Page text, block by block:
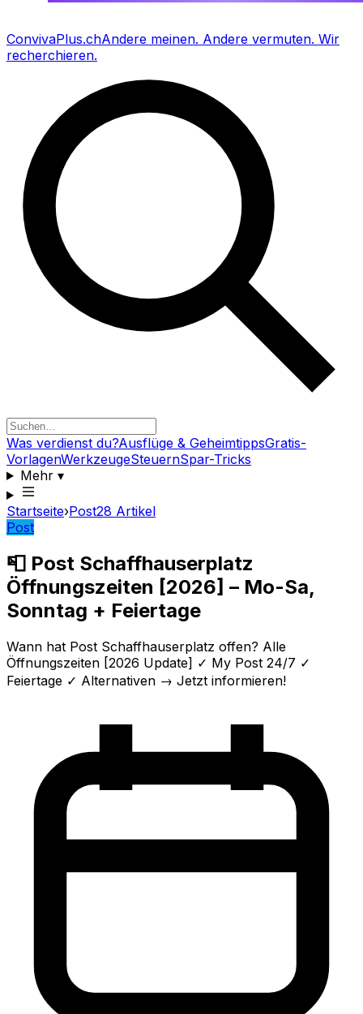
ConvivaPlus.chAndere meinen. Andere vermuten. Wir
recherchieren.
Was verdienst du?Ausflüge & GeheimtippsGratis-
VorlagenWerkzeugeSteuernSpar-Tricks
Mehr▾
Startseite›Post28 Artikel
Post
📮 Post Schaffhauserplatz
Öffnungszeiten [2026] – Mo-Sa,
Sonntag + Feiertage
Wann hat Post Schaffhauserplatz offen? Alle
Öffnungszeiten [2026 Update] ✓ My Post 24/7 ✓
Feiertage ✓ Alternativen → Jetzt informieren!